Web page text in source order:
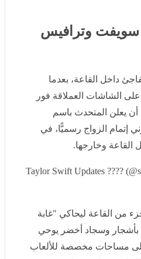
داخل القاعة، بعدما ظهرت
العملاقة فور انتهاء مراسم
باسم سويفت عبر البريد
في حدث أثار تفاعلًا واسعًا
القاعة ليحاكي "غابة
وسجاد أخضر يوحي
مساحات مخصصة للألعاب
ترفيهيًا غير تقليدي.